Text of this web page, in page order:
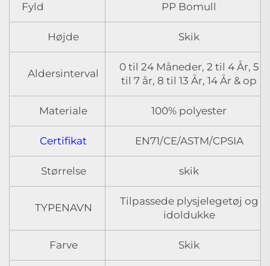
Fyld PP Bomull
Højde Skik
Aldersinterval
0 til 24 Måneder, 2 til 4 År, 5
til 7 år, 8 til 13 År, 14 År & op
Materiale 100% polyester
Certifikat EN71/CE/ASTM/CPSIA
Størrelse skik
TYPENAVN
Tilpassede plysjelegetøj og
idoldukke
Farve Skik